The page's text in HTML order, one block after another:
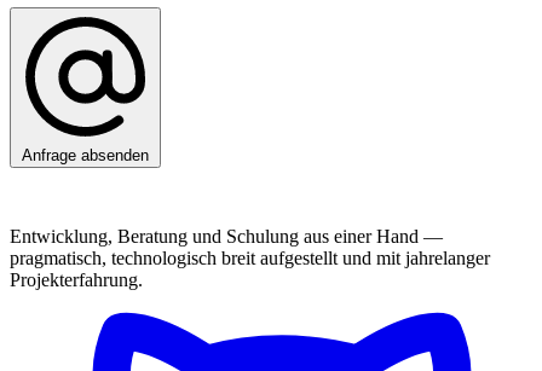
Anfrage absenden
Entwicklung, Beratung und Schulung aus einer Hand —
pragmatisch, technologisch breit aufgestellt und mit jahrelanger
Projekterfahrung.